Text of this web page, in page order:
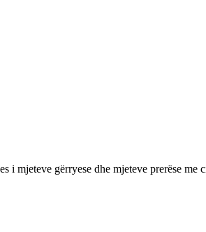
mjeteve gërryese dhe mjeteve prerëse me